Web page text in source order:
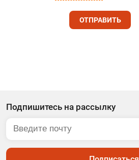
ОТПРАВИТЬ
Подпишитесь на рассылку